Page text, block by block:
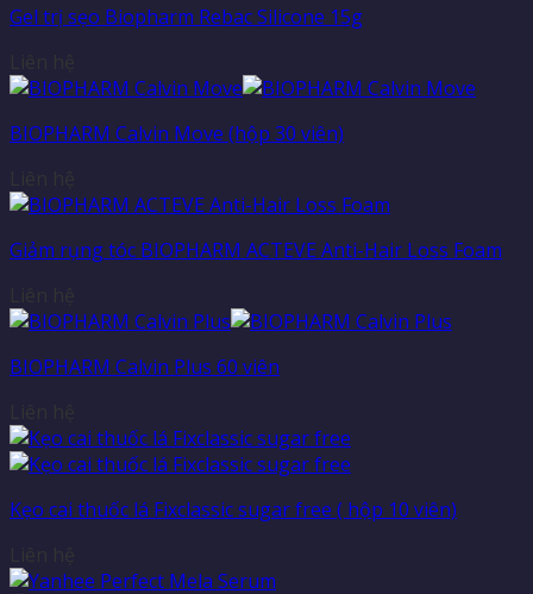
Gel trị sẹo Biopharm Rebac Silicone 15g
BIOPHARM Calvin Move (hộp 30 viên)
Giảm rụng tóc BIOPHARM ACTEVE Anti-Hair Loss Foam
BIOPHARM Calvin Plus 60 viên
Kẹo cai thuốc lá Fixclassic sugar free ( hộp 10 viên)